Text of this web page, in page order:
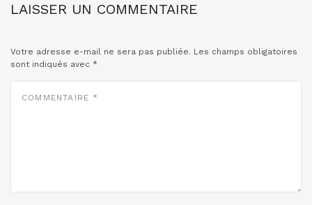
LAISSER UN COMMENTAIRE
Votre adresse e-mail ne sera pas publiée. Les champs obligatoires
sont indiqués avec *